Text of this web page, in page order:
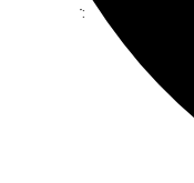
Compartir: